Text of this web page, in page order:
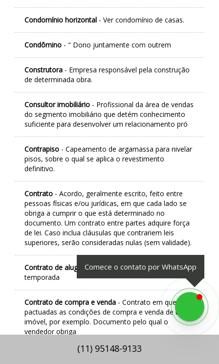
Condomínio horizontal - Ver condomínio de casas.
Condômino - " Dono juntamente com outrem
Construtora - Empresa responsável pela construção
de determinada obra.
Consultor imobiliário - Profissional da área de vendas
do segmento imobiliário que detém conhecimento
suficiente para desenvolver um relacionamento pró
Contrapiso - Capeamento de argamassa para nivelar
pisos, sobre o qual se aplica o revestimento
definitivo.
Contrato - Acordo, geralmente escrito, feito entre
pessoas físicas e/ou jurídicas, em que cada lado se
obriga a cumprir o que está determinado no
documento. Um contrato entre partes adquire força
de lei. Caso inclua cláusulas que contrariem leis
superiores, serão consideradas nulas (sem validade).
Contrato de aluguel por temporada- Ver aluguel por
temporada
Contrato de compra e venda - Contrato em que são
pactuadas as condições de compra e venda de um
imóvel, por exemplo. Documento pelo qual o
vendedor obriga
Contrato de locação
(11) 95148-9133
Comece o contato por WhatsApp